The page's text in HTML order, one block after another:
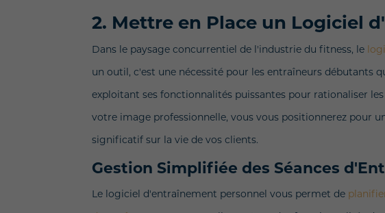
2. Mettre en Place un Logiciel
Dans le paysage concurrentiel de l'industrie du fitness, le
un outil, c'est une nécessité pour les entraîneurs débutants
exploitant ses fonctionnalités puissantes pour rationaliser
votre image professionnelle, vous vous positionnerez pour
significatif sur la vie de vos clients.
Gestion Simplifiée des Séances
Le logiciel d'entraînement personnel vous permet de